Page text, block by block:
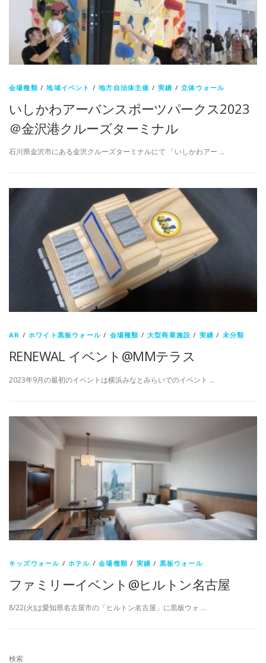
会場種類 /地域イベント /地方自治体主催 /実績 /立体ウォール
いしかわアーバンスポーツパークス2023
＠金沢港クルーズターミナル
石川県金沢市にある金沢クルーズターミナルにて 「いしかわアー …
AR /ホワイト黒板ウォール / 会場種類 /大型商業施設 / 実績 / 未分類
RENEWAL イベント@MMテラス
2023年9月の最初のイベントは横浜みなとみらいでのイベント …
キッズウォール /ホテル /会場種類 / 実績 / 黒板ウォール
ファミリーイベント@ヒルトン名古屋
8/22(火)は愛知県名古屋市の「ヒルトン名古屋」に黒板ウォ …
検索